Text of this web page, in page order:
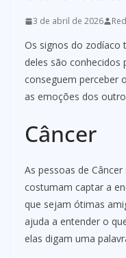
3 de abril de 2026
Os signos do zodíaco
deles são conhecidos
conseguem perceber
as emoções dos
Câncer
As pessoas de
costumam captar a
que sejam ótimas
ajuda a entender o
elas digam uma